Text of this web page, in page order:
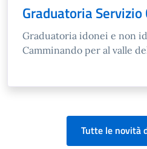
Graduatoria
Graduatoria idonei e non
Camminando per al valle
Tutte le novità